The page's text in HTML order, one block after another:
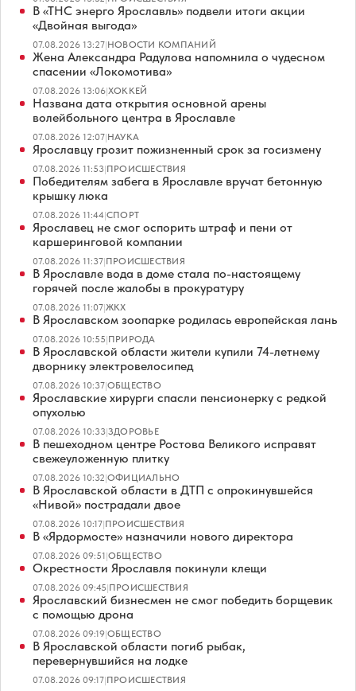
В «ТНС энерго Ярославль» подвели итоги акции
«Двойная выгода»
07.08.2026 13:27|НОВОСТИ КОМПАНИЙ
Жена Александра Радулова напомнила о чудесном
спасении «Локомотива»
07.08.2026 13:06|ХОККЕЙ
Названа дата открытия основной арены
волейбольного центра в Ярославле
07.08.2026 12:07|НАУКА
Ярославцу грозит пожизненный срок за госизмену
07.08.2026 11:53|ПРОИСШЕСТВИЯ
Победителям забега в Ярославле вручат бетонную
крышку люка
07.08.2026 11:44|СПОРТ
Ярославец не смог оспорить штраф и пени от
каршеринговой компании
07.08.2026 11:37|ПРОИСШЕСТВИЯ
В Ярославле вода в доме стала по-настоящему
горячей после жалобы в прокуратуру
07.08.2026 11:07|ЖКХ
В Ярославском зоопарке родилась европейская лань
07.08.2026 10:55|ПРИРОДА
В Ярославской области жители купили 74-летнему
дворнику электровелосипед
07.08.2026 10:37|ОБЩЕСТВО
Ярославские хирурги спасли пенсионерку с редкой
опухолью
07.08.2026 10:33|ЗДОРОВЬЕ
В пешеходном центре Ростова Великого исправят
свежеуложенную плитку
07.08.2026 10:32|ОФИЦИАЛЬНО
В Ярославской области в ДТП с опрокинувшейся
«Нивой» пострадали двое
07.08.2026 10:17|ПРОИСШЕСТВИЯ
В «Ярдормосте» назначили нового директора
07.08.2026 09:51|ОБЩЕСТВО
Окрестности Ярославля покинули клещи
07.08.2026 09:45|ПРОИСШЕСТВИЯ
Ярославский бизнесмен не смог победить борщевик
с помощью дрона
07.08.2026 09:19|ОБЩЕСТВО
В Ярославской области погиб рыбак,
перевернувшийся на лодке
07.08.2026 09:17|ПРОИСШЕСТВИЯ